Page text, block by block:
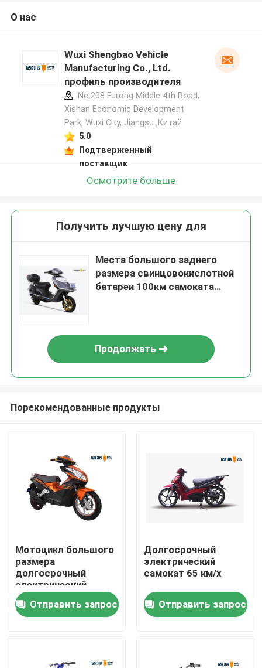
Дома
Контакты
О нас
Wuxi Shengbao Vehicle
Manufacturing Co., Ltd.
профиль производителя
No.208 Furong Middle 4th Road,
Xishan Economic Development
Park, Wuxi City, Jiangsu ,Китай
5.0
Подтверженный
поставщик
Осмотрите больше
Получить лучшую цену для
Места большого заднего
размера свинцовокислотной
батареи 100км самоката
Продолжать
Порекомендованные продукты
Мотоцикл большого
размера
долгосрочный
электрический
Отправить запрос
Долгосрочный
электрический
самокат 65 км/х
Отправить запрос